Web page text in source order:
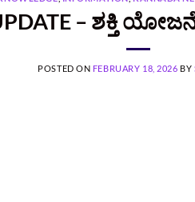
– ಶಕ್ತಿ
POSTED ON FEBRUARY 18, 2026 BY